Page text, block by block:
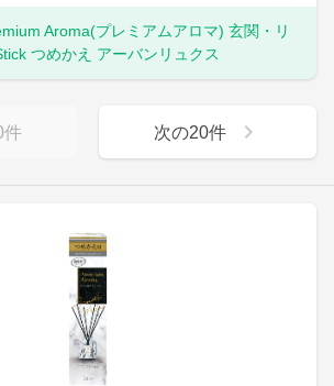
Aroma(プレミアムアロマ) 玄関・リ
つめかえ アーバンリュクス
件 次の20件